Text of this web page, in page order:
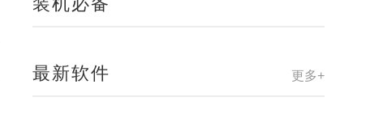
更多+
最新软件